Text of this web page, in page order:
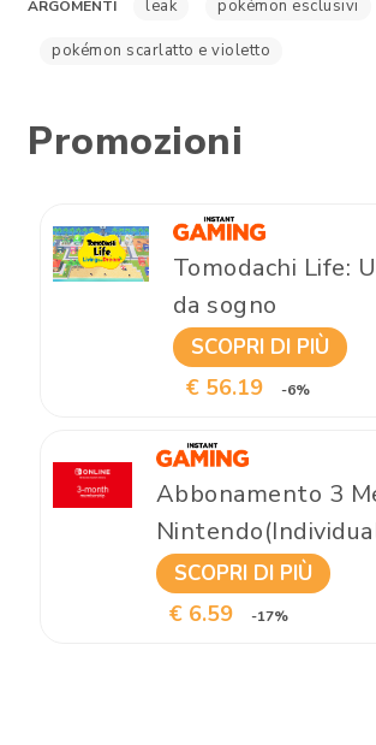
ARGOMENTI leak pokémon esclusivi
pokémon scarlatto e violetto
Promozioni
Tomodachi Life:
da sogno
SCOPRI DI PIÙ
€ 56.19 -6%
Abbonamento 3
SCOPRI DI PIÙ
€ 6.59 -17%